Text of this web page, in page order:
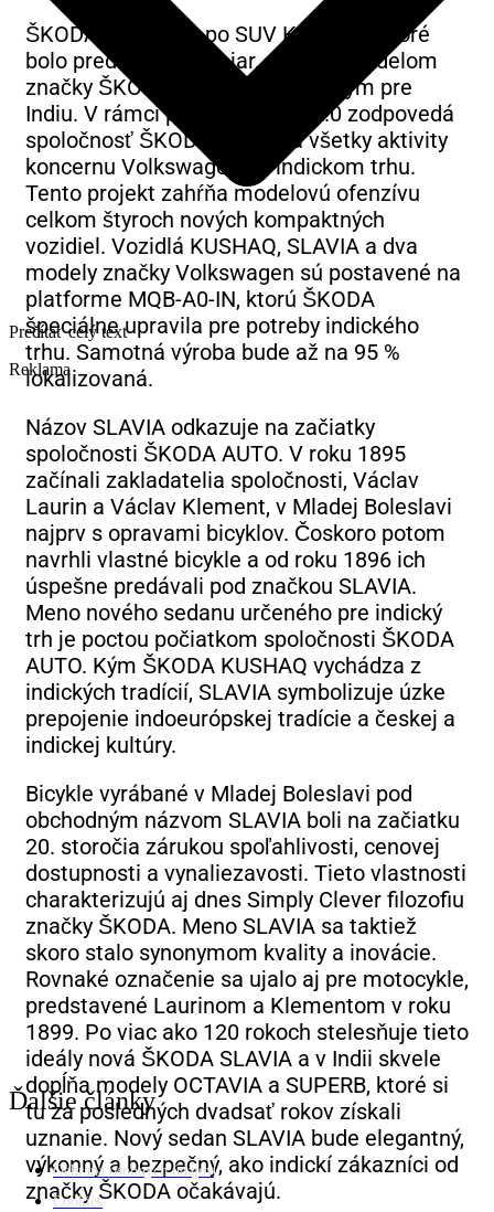
ŠKODA SLAVIA je po SUV KUSHAQ, ktoré
bolo predstavené na jar, druhým modelom
značky ŠKODA špeciálne vyvinutým pre
Indiu. V rámci projektu INDIA 2.0 zodpovedá
spoločnosť ŠKODA AUTO za všetky aktivity
koncernu Volkswagen na indickom trhu.
Tento projekt zahŕňa modelovú ofenzívu
celkom štyroch nových kompaktných
vozidiel. Vozidlá KUSHAQ, SLAVIA a dva
modely značky Volkswagen sú postavené na
platforme MQB-A0-IN, ktorú ŠKODA
špeciálne upravila pre potreby indického
trhu. Samotná výroba bude až na 95 %
lokalizovaná.
Názov SLAVIA odkazuje na začiatky
spoločnosti ŠKODA AUTO. V roku 1895
začínali zakladatelia spoločnosti, Václav
Laurin a Václav Klement, v Mladej Boleslavi
najprv s opravami bicyklov. Čoskoro potom
navrhli vlastné bicykle a od roku 1896 ich
úspešne predávali pod značkou SLAVIA.
Meno nového sedanu určeného pre indický
trh je poctou počiatkom spoločnosti ŠKODA
AUTO. Kým ŠKODA KUSHAQ vychádza z
indických tradícií, SLAVIA symbolizuje úzke
prepojenie indoeurópskej tradície a českej a
indickej kultúry.
Bicykle vyrábané v Mladej Boleslavi pod
obchodným názvom SLAVIA boli na začiatku
20. storočia zárukou spoľahlivosti, cenovej
dostupnosti a vynaliezavosti. Tieto vlastnosti
charakterizujú aj dnes Simply Clever filozofiu
značky ŠKODA. Meno SLAVIA sa taktiež
skoro stalo synonymom kvality a inovácie.
Rovnaké označenie sa ujalo aj pre motocykle,
predstavené Laurinom a Klementom v roku
1899. Po viac ako 120 rokoch stelesňuje tieto
ideály nová ŠKODA SLAVIA a v Indii skvele
dopĺňa modely OCTAVIA a SUPERB, ktoré si
tu za posledných dvadsať rokov získali
uznanie. Nový sedan SLAVIA bude elegantný,
výkonný a bezpečný, ako indickí zákazníci od
značky ŠKODA očakávajú.
Prečítať celý text
Reklama
Ďalšie články
Ochrana osobných údajov
Cookies